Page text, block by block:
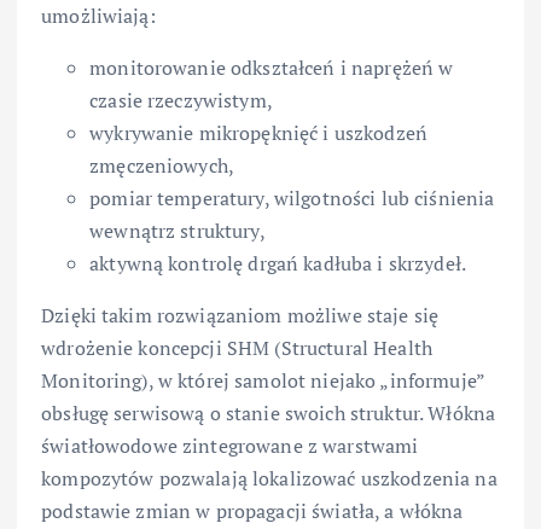
umożliwiają:
monitorowanie odkształceń i naprężeń w
czasie rzeczywistym,
wykrywanie mikropęknięć i uszkodzeń
zmęczeniowych,
pomiar temperatury, wilgotności lub ciśnienia
wewnątrz struktury,
aktywną kontrolę drgań kadłuba i skrzydeł.
Dzięki takim rozwiązaniom możliwe staje się
wdrożenie koncepcji SHM (Structural Health
Monitoring), w której samolot niejako „informuje”
obsługę serwisową o stanie swoich struktur. Włókna
światłowodowe zintegrowane z warstwami
kompozytów pozwalają lokalizować uszkodzenia na
podstawie zmian w propagacji światła, a włókna